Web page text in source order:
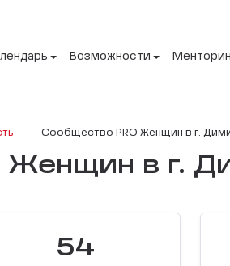
Возможности
Сообщество PRO Женщин в г.
Женщин в г.
54